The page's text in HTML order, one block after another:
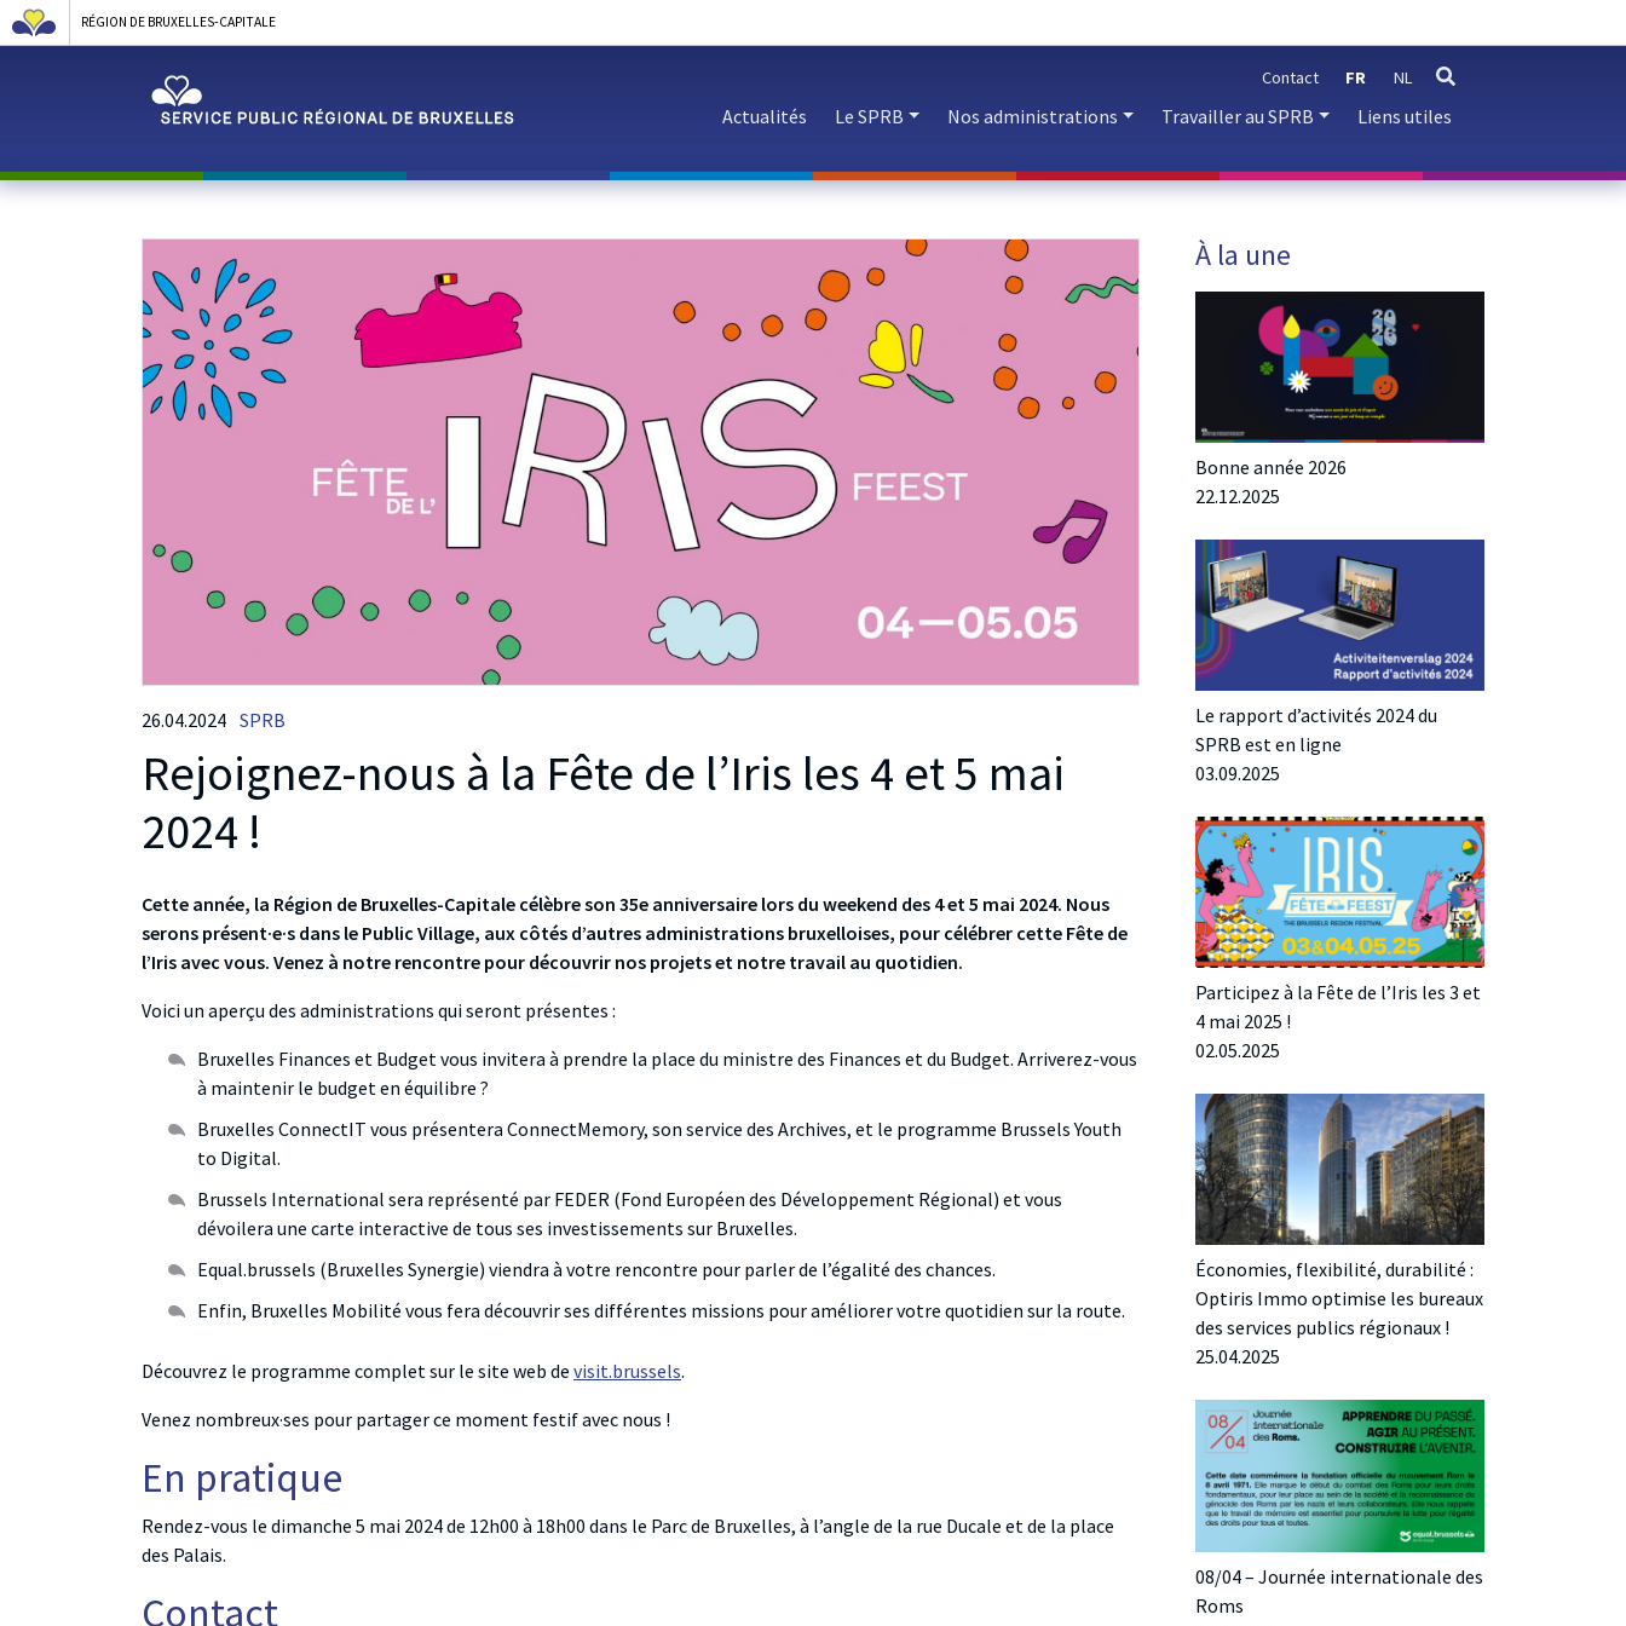
RÉGION DE BRUXELLES-CAPITALE
Contact FR NL
Actualités Le SPRB Nos administrations Travailler au SPRB Liens utiles
Rejoignez-nous à la Fête de l’Iris les 4 et 5 mai
2024 !
26.04.2024 SPRB
Cette année, la Région de Bruxelles-Capitale célèbre son 35e anniversaire lors du weekend des 4 et 5 mai 2024. Nous
serons présent·e·s dans le Public Village, aux côtés d’autres administrations bruxelloises, pour célébrer cette Fête de
l’Iris avec vous. Venez à notre rencontre pour découvrir nos projets et notre travail au quotidien.
Voici un aperçu des administrations qui seront présentes :
Bruxelles Finances et Budget vous invitera à prendre la place du ministre des Finances et du Budget. Arriverez-vous
à maintenir le budget en équilibre ?
Bruxelles ConnectIT vous présentera ConnectMemory, son service des Archives, et le programme Brussels Youth
to Digital.
Brussels International sera représenté par FEDER (Fond Européen des Développement Régional) et vous
dévoilera une carte interactive de tous ses investissements sur Bruxelles.
Equal.brussels (Bruxelles Synergie) viendra à votre rencontre pour parler de l’égalité des chances.
Enfin, Bruxelles Mobilité vous fera découvrir ses différentes missions pour améliorer votre quotidien sur la route.
Découvrez le programme complet sur le site web de visit.brussels.
Venez nombreux·ses pour partager ce moment festif avec nous !
En pratique
Rendez-vous le dimanche 5 mai 2024 de 12h00 à 18h00 dans le Parc de Bruxelles, à l’angle de la rue Ducale et de la place
des Palais.
Contact
À la une
Bonne année 2026
22.12.2025
Le rapport d’activités 2024 du
SPRB est en ligne
03.09.2025
Participez à la Fête de l’Iris les 3 et
4 mai 2025 !
02.05.2025
Économies, flexibilité, durabilité :
Optiris Immo optimise les bureaux
des services publics régionaux !
25.04.2025
08/04 – Journée internationale des
Roms